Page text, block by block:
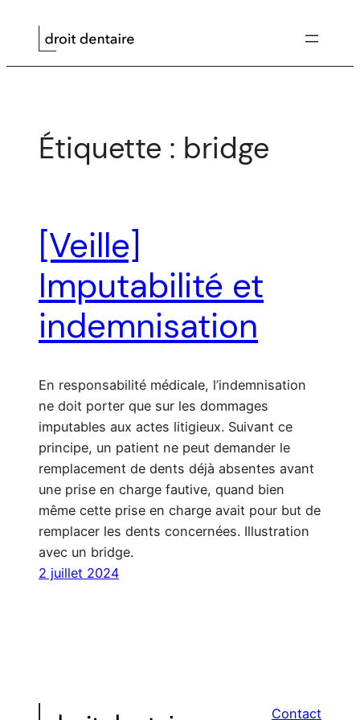
Étiquette : bridge
[Veille]
Imputabilité et
indemnisation
En responsabilité médicale, l’indemnisation
ne doit porter que sur les dommages
imputables aux actes litigieux. Suivant ce
principe, un patient ne peut demander le
remplacement de dents déjà absentes avant
une prise en charge fautive, quand bien
même cette prise en charge avait pour but de
remplacer les dents concernées. Illustration
avec un bridge.
2 juillet 2024
Contact